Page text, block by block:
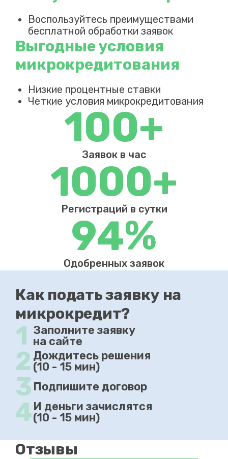
Воспользуйтесь преимуществами
бесплатной обработки заявок
Выгодные условия
микрокредитования
Низкие процентные ставки
Четкие условия микрокредитования
100+
Заявок в час
1000+
Регистраций в сутки
94%
Одобренных заявок
Как подать заявку на
микрокредит?
1 Заполните заявку
на сайте
2 Дождитесь решения
(10 - 15 мин)
3 Подпишите договор
4И деньги зачислятся
(10 - 15 мин)
Отзывы